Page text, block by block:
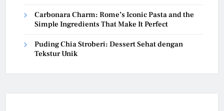
Carbonara Charm: Rome’s Iconic Pasta and the
Simple Ingredients That Make It Perfect
Puding Chia Stroberi: Dessert Sehat dengan
Tekstur Unik